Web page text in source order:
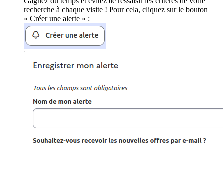
recherche à chaque visite ! Pour cela, cliquez sur le bouton
« Créer une alerte » :